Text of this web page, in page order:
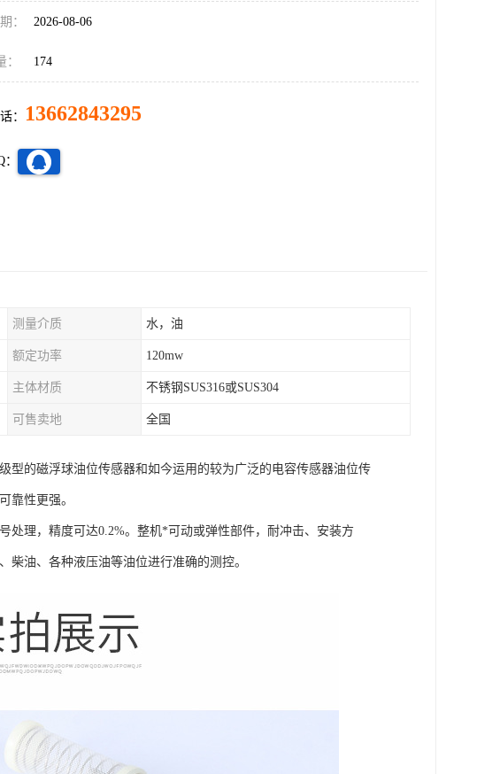
： 2026-08-06
： 174
： 13662843295
测量介质 水，油
额定功率 120mw
主体材质 不锈钢SUS316或SUS304
可售卖地 全国
型的磁浮球油位传感器和如今运用的较为广泛的电容传感器油位传
靠性更强。
处理，精度可达0.2%。整机*可动或弹性部件，耐冲击、安装方
油、各种液压油等油位进行准确的测控。